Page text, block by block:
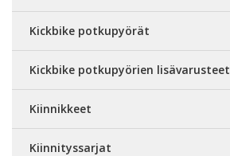
Kickbike potkupyörät
Kickbike potkupyörien lisävarusteet
Kiinnikkeet
Kiinnityssarjat